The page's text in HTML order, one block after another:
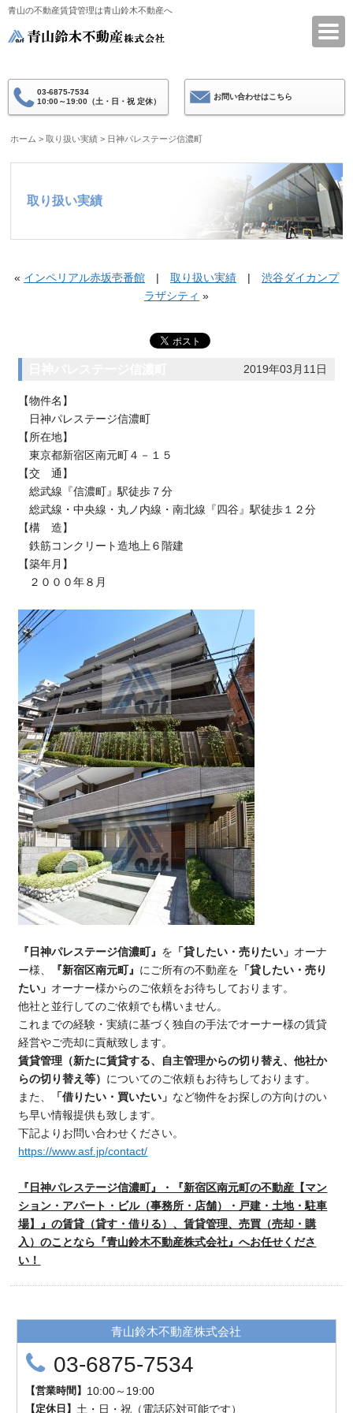
青山の不動産賃貸管理は青山鈴木不動産へ
03-6875-7534
10:00～19:00（土・日・祝 定休）
お問い合わせはこちら
ホーム >取り扱い実績 > 日神パレステージ信濃町
取り扱い実績
« インペリアル赤坂壱番館| 取り扱い実績| 渋谷ダイカンプ
ラザシティ »
2019年03月11日
【物件名】
日神パレステージ信濃町
【所在地】
東京都新宿区南元町４－１５
【交 通】
総武線『信濃町』駅徒歩７分
総武線・中央線・丸ノ内線・南北線『四谷』駅徒歩１２分
【構 造】
鉄筋コンクリート造地上６階建
【築年月】
２０００年８月
『日神パレステージ信濃町』 を 「貸したい・売りたい」 オーナ
ー様、
『新宿区南元町』 にご所有の不動産を 「貸したい・売り
たい」 オーナー様からのご依頼をお待ちしております。
他社と並行してのご依頼でも構いません。
これまでの経験・実績に基づく独自の手法でオーナー様の賃貸
経営やご売却に貢献致します。
賃貸管理（新たに賃貸する、自主管理からの切り替え、他社か
らの切り替え等） についてのご依頼もお待ちしております。
また、
「借りたい・買いたい」 など物件をお探しの方向けのい
ち早い情報提供も致します。
下記よりお問い合わせください。
https://www.asf.jp/contact/
『日神パレステージ信濃町』・『新宿区南元町の不動産【マン
ション・アパート・ビル（事務所・店舗）・戸建・土地・駐車
場】』の賃貸（貸す・借りる）、賃貸管理、売買（売却・購
入）のことなら『青山鈴木不動産株式会社』へお任せくださ
い！
青山鈴木不動産株式会社
03-6875-7534
【営業時間 】 10:00～19:00
【定休日 】 土・日・祝（電話応対可能です）